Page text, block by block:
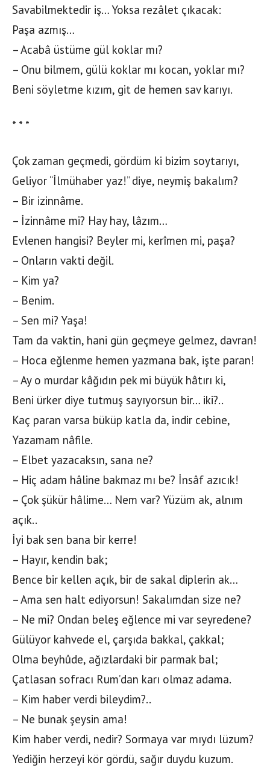
Savabilmektedir iş… Yoksa rezâlet çıkacak:
Paşa azmış…
– Acabâ üstüme gül koklar mı?
– Onu bilmem, gülü koklar mı kocan, yoklar mı?
Beni söyletme kızım, git de hemen sav karıyı.
* * *
Çok zaman geçmedi, gördüm ki bizim soytarıyı,
Geliyor “İlmühaber yaz!” diye, neymiş bakalım?
– Bir izinnâme.
– İzinnâme mi? Hay hay, lâzım…
Evlenen hangisi? Beyler mi, kerîmen mi, paşa?
– Onların vakti değil.
– Kim ya?
– Benim.
– Sen mi? Yaşa!
Tam da vaktin, hani gün geçmeye gelmez, davran!
– Hoca eğlenme hemen yazmana bak, işte paran!
– Ay o murdar kâğıdın pek mi büyük hâtırı ki,
Beni ürker diye tutmuş sayıyorsun bir… iki?..
Kaç paran varsa büküp katla da, indir cebine,
Yazamam nâfile.
– Elbet yazacaksın, sana ne?
– Hiç adam hâline bakmaz mı be? İnsâf azıcık!
– Çok şükür hâlime… Nem var? Yüzüm ak, alnım
açık..
İyi bak sen bana bir kerre!
– Hayır, kendin bak;
Bence bir kellen açık, bir de sakal diplerin ak…
– Ama sen halt ediyorsun! Sakalımdan size ne?
– Ne mi? Ondan beleş eğlence mi var seyredene?
Gülüyor kahvede el, çarşıda bakkal, çakkal;
Olma beyhûde, ağızlardaki bir parmak bal;
Çatlasan sofracı Rum’dan karı olmaz adama.
– Kim haber verdi bileydim?..
– Ne bunak şeysin ama!
Kim haber verdi, nedir? Sormaya var mıydı lüzum?
Yediğin herzeyi kör gördü, sağır duydu kuzum.